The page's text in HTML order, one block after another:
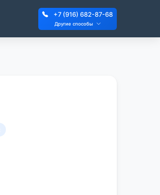
+7 (916) 682-87-68
Другие способы